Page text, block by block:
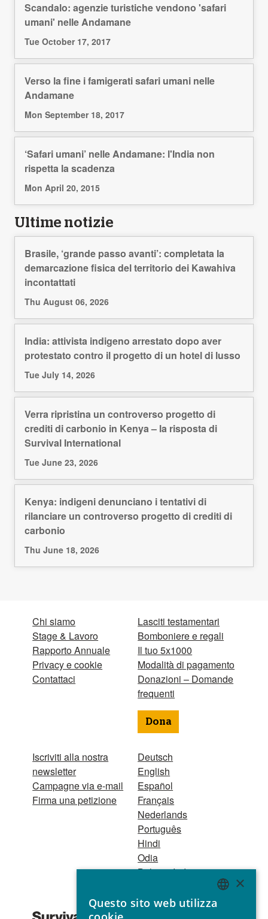
Scandalo: agenzie turistiche vendono 'safari
umani' nelle Andamane
Tue October 17, 2017
Verso la fine i famigerati safari umani nelle
Andamane
Mon September 18, 2017
‘Safari umani’ nelle Andamane: l'India non
rispetta la scadenza
Mon April 20, 2015
Ultime notizie
Brasile, ‘grande passo avanti’: completata la
demarcazione fisica del territorio dei Kawahiva
incontattati
Thu August 06, 2026
India: attivista indigeno arrestato dopo aver
protestato contro il progetto di un hotel di lusso
Tue July 14, 2026
Verra ripristina un controverso progetto di
crediti di carbonio in Kenya – la risposta di
Survival International
Tue June 23, 2026
Kenya: indigeni denunciano i tentativi di
rilanciare un controverso progetto di crediti di
carbonio
Thu June 18, 2026
Chi siamo
Stage & Lavoro
Rapporto Annuale
Privacy e cookie
Contattaci
Iscriviti alla nostra
newsletter
Campagne via e-mail
Firma una petizione
Lasciti testamentari
Bomboniere e regali
Il tuo 5x1000
Modalità di pagamento
Donazioni – Domande
frequenti
Dona
Deutsch
English
Español
Français
Nederlands
Português
Hindi
Odia
Bahasa Indonesia
Registro PersoneENGLISH
×
Questo sito web utilizza